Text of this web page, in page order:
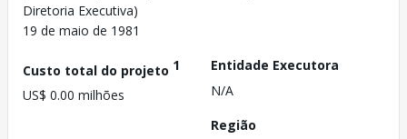
Diretoria Executiva)
19 de maio de 1981
Custo total do projeto 1
US$ 0.00 milhões
Entidade Executora
N/A
Região